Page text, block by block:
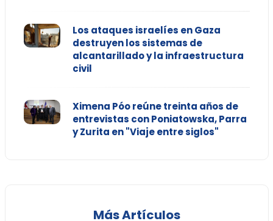
Los ataques israelíes en Gaza
destruyen los sistemas de
alcantarillado y la infraestructura
civil
Ximena Póo reúne treinta años de
entrevistas con Poniatowska, Parra
y Zurita en "Viaje entre siglos"
Más Artículos